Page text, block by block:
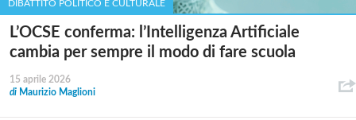
DIBATTITO POLITICO E CULTURALE
L’OCSE conferma: l’Intelligenza Artificiale
cambia per sempre il modo di fare scuola
15 aprile 2026
di Maurizio Maglioni